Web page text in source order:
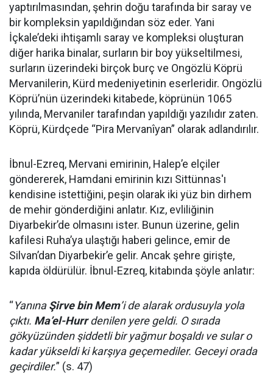
yaptırılmasından, şehrin doğu tarafında bir saray ve
bir kompleksin yapıldığından söz eder. Yani
İçkale’deki ihtişamlı saray ve kompleksi oluşturan
diğer harika binalar, surların bir boy yükseltilmesi,
surların üzerindeki birçok burç ve Ongözlü Köprü
Mervanilerin, Kürd medeniyetinin eserleridir. Ongözlü
Köprü’nün üzerindeki kitabede, köprünün 1065
yılında, Mervaniler tarafından yapıldığı yazılıdır zaten.
Köprü, Kürdçede “Pira Mervanîyan” olarak adlandırılır.
İbnul-Ezreq, Mervani emirinin, Halep’e elçiler
göndererek, Hamdani emirinin kızı Sittünnas'ı
kendisine istettiğini, peşin olarak iki yüz bin dirhem
de mehir gönderdiğini anlatır. Kız, evliliğinin
Diyarbekir’de olmasını ister. Bunun üzerine, gelin
kafilesi Ruha’ya ulaştığı haberi gelince, emir de
Silvan’dan Diyarbekir’e gelir. Ancak şehre girişte,
kapıda öldürülür. İbnul-Ezreq, kitabında şöyle anlatır:
“YanınaŞirve bin Mem’i de alarak ordusuyla yola
çıktı. Ma’el-Hurrdenilen yere geldi. O sırada
gökyüzünden şiddetli bir yağmur boşaldı ve sular o
kadar yükseldi ki karşıya geçemediler. Geceyi orada
geçirdiler.” (s. 47)